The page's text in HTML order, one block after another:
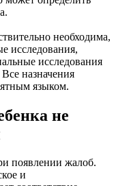
необходима,
исследования,
исследования
назначения
языком.
не
появлении жалоб.
и